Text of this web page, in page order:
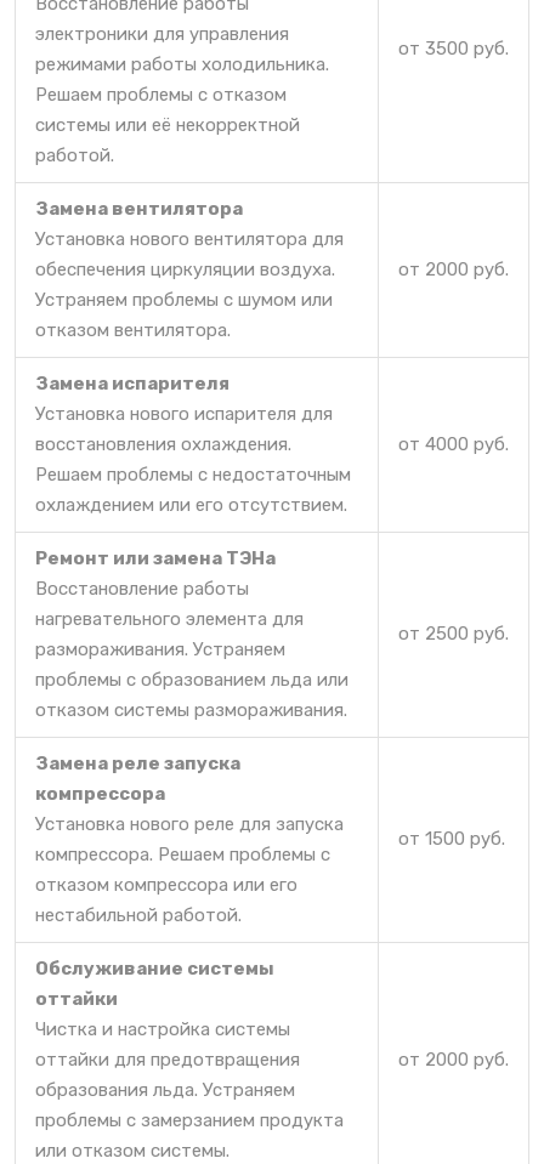
электроники для управления
режимами работы холодильника.
Решаем проблемы с отказом
системы или её некорректной
работой.
от 3500 руб.
Замена вентилятора
Установка нового вентилятора для
обеспечения циркуляции воздуха.
Устраняем проблемы с шумом или
отказом вентилятора.
от 2000 руб.
Замена испарителя
Установка нового испарителя для
восстановления охлаждения.
Решаем проблемы с недостаточным
охлаждением или его отсутствием.
от 4000 руб.
Ремонт или замена ТЭНа
Восстановление работы
нагревательного элемента для
размораживания. Устраняем
проблемы с образованием льда или
отказом системы размораживания.
от 2500 руб.
Замена реле запуска
компрессора
Установка нового реле для запуска
компрессора. Решаем проблемы с
отказом компрессора или его
нестабильной работой.
от 1500 руб.
Обслуживание системы
оттайки
Чистка и настройка системы
оттайки для предотвращения
образования льда. Устраняем
проблемы с замерзанием продукта
или отказом системы.
от 2000 руб.